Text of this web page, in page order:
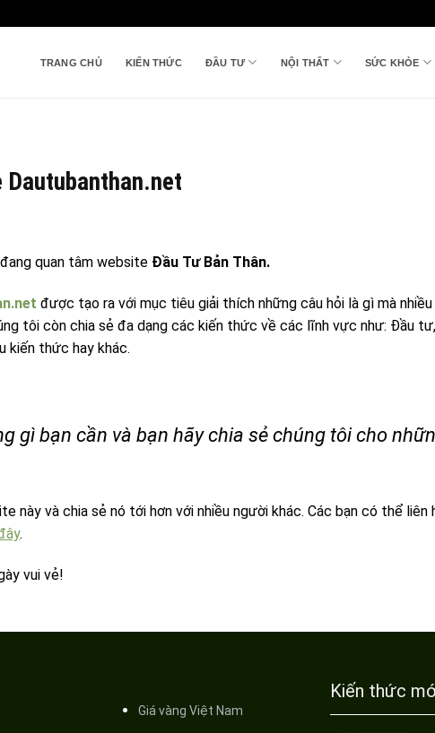
TRANG CHỦ KIẾN THỨC ĐẦU TƯ NỘI THẤT SỨC KHỎE
Dautubanthan.net
quan tâm website Đầu Tư Bản Thân.
được tạo ra với mục tiêu giải thích những câu hỏi là gì mà
tôi còn chia sẻ đa dạng các kiến thức về các lĩnh vực như: Đầu
kiến thức hay khác.
gì bạn cần và bạn hãy chia sẻ chúng tôi cho
này và chia sẻ nó tới hơn với nhiều người khác. Các bạn có thể liên
.
vui vẻ!
Giá vàng Việt Nam
Kiến thức